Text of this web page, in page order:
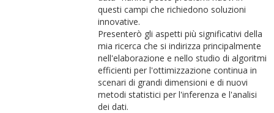
questi campi che richiedono soluzioni
innovative.
Presenterò gli aspetti più significativi della
mia ricerca che si indirizza principalmente
nell'elaborazione e nello studio di algoritmi
efficienti per l'ottimizzazione continua in
scenari di grandi dimensioni e di nuovi
metodi statistici per l'inferenza e l'analisi
dei dati.